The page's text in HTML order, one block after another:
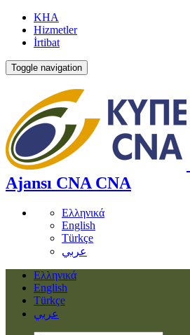
KHA
Hizmetler
İrtibat
Toggle navigation
Ajansı CNA CNA
Ελληνικά
English
Türkçe
عربي
Ελληνικά
English
Türkçe
عربي